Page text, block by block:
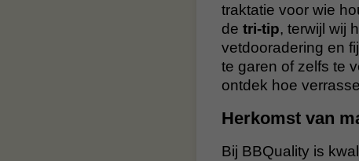
traktatie voor wie
de tri-tip, terwijl wij
vetdooradering en
te garen of zelfs te
ontdek hoe
Herkomst van
Bij BBQuality is